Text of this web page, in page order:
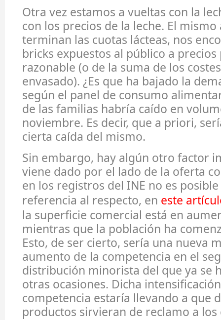
Otra vez estamos a vueltas con la
con los precios de la leche. El mismo
terminan las cuotas lácteas, nos
bricks expuestos al público a
razonable (o de la suma de los
envasado). ¿Es que ha bajado la
según el panel de consumo
de las familias habría caído en
noviembre. Es decir, que a priori,
cierta caída del mismo.
Sin embargo, hay algún otro factor
viene dado por el lado de la oferta
en los registros del INE no es
referencia al respecto, en este
la superficie comercial está en
mientras que la población ha
Esto, de ser cierto, sería una nueva
aumento de la competencia en el
distribución minorista del que ya se
otras ocasiones. Dicha
competencia estaría llevando a que
productos sirvieran de reclamo a